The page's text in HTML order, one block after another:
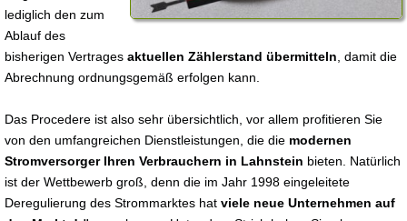
lediglich den zum
Ablauf des
bisherigen Vertrages aktuellen Zählerstand übermitteln , damit die
Abrechnung ordnungsgemäß erfolgen kann.
Das Procedere ist also sehr übersichtlich, vor allem profitieren Sie
von den umfangreichen Dienstleistungen, die die modernen
Stromversorger Ihren Verbrauchern in Lahnstein bieten. Natürlich
ist der Wettbewerb groß, denn die im Jahr 1998 eingeleitete
Deregulierung des Strommarktes hat viele neue Unternehmen auf